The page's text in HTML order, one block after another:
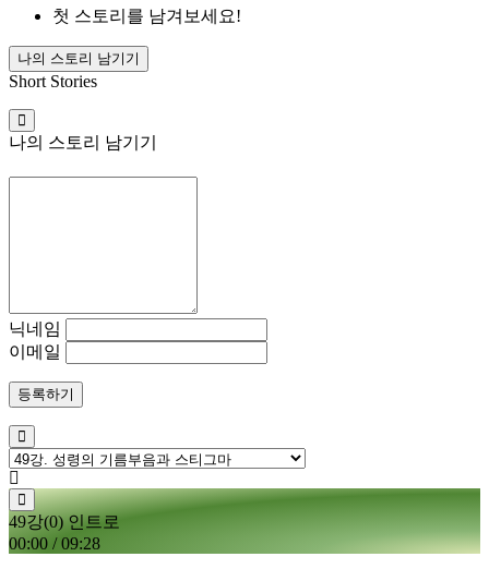
첫 스토리를 남겨보세요!
나의 스토리 남기기
Short Stories
나의 스토리 남기기
닉네임
이메일
등록하기
49강(0) 인트로
00:00 /09:28